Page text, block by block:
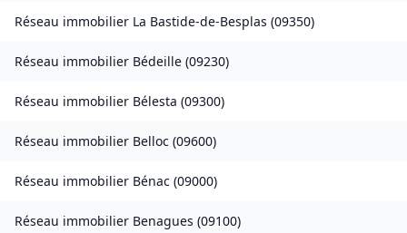
Réseau immobilier La Bastide-de-Besplas (09350)
Réseau immobilier Bédeille (09230)
Réseau immobilier Bélesta (09300)
Réseau immobilier Belloc (09600)
Réseau immobilier Bénac (09000)
Réseau immobilier Benagues (09100)